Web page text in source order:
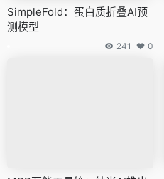
SimpleFold：蛋白质折叠AI预
测模型
241 0